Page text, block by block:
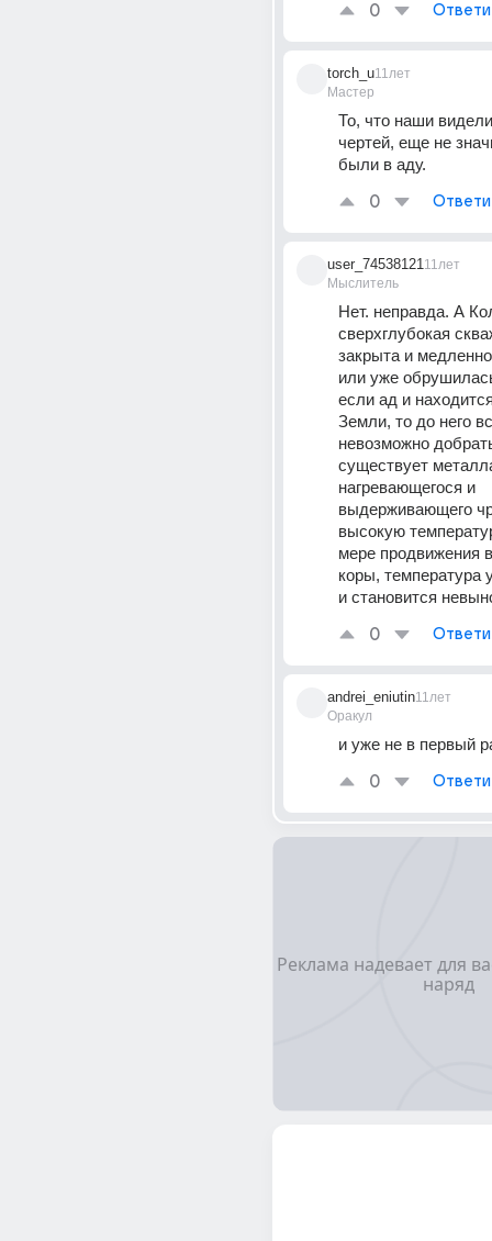
0
torch_u
Мастер
11лет
То, что наши
чертей, еще не
были в аду.
0
user_74538121
Мыслитель
11лет
Нет. неправда. А
сверхглубокая
закрыта и
или уже
если ад и
Земли, то до него
невозможно
существует
нагревающегося и
выдерживающего
высокую
мере продвижения
коры, температура
и становится
0
andrei_eniutin
Оракул
11лет
и уже не в первый
0